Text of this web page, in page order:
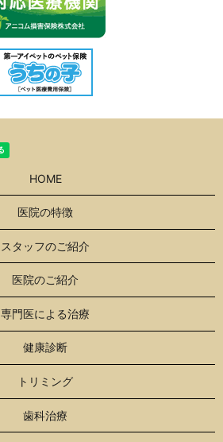
HOME
医院の特徴
スタッフのご紹介
医院のご紹介
専門医による治療
健康診断
トリミング
歯科治療